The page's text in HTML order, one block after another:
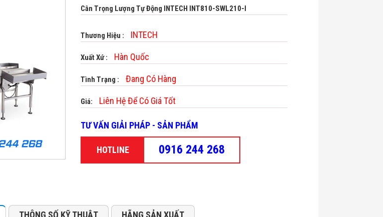
Cân Trọng Lượng Tự Động INTECH INT810-SWL210-I
Thương Hiệu : INTECH
Xuất Xứ : Hàn Quốc
Tình Trạng : Đang Có Hàng
Giá: Liên Hệ Để Có Giá Tốt
TƯ VẤN GIẢI PHÁP - SẢN PHẨM
HOTLINE 0916 244 268
THÔNG SỐ KỸ THUẬT HÃNG SẢN XUẤT